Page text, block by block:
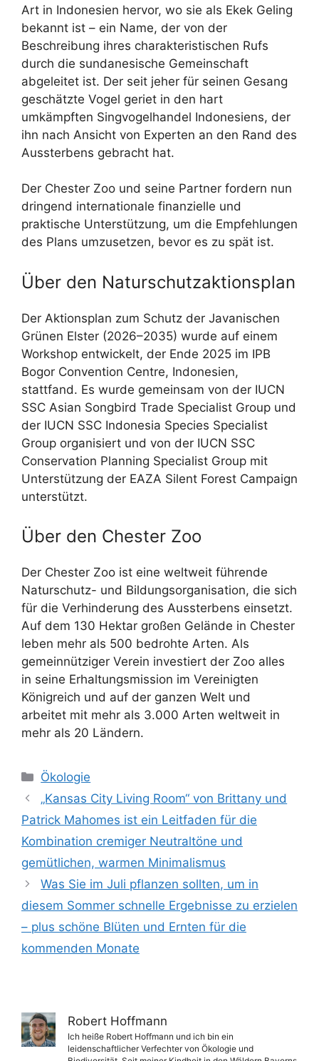
Art in Indonesien hervor, wo sie als Ekek Geling
bekannt ist – ein Name, der von der
Beschreibung ihres charakteristischen Rufs
durch die sundanesische Gemeinschaft
abgeleitet ist. Der seit jeher für seinen Gesang
geschätzte Vogel geriet in den hart
umkämpften Singvogelhandel Indonesiens, der
ihn nach Ansicht von Experten an den Rand des
Aussterbens gebracht hat.
Der Chester Zoo und seine Partner fordern nun
dringend internationale finanzielle und
praktische Unterstützung, um die Empfehlungen
des Plans umzusetzen, bevor es zu spät ist.
Über den Naturschutzaktionsplan
Der Aktionsplan zum Schutz der Javanischen
Grünen Elster (2026–2035) wurde auf einem
Workshop entwickelt, der Ende 2025 im IPB
Bogor Convention Centre, Indonesien,
stattfand. Es wurde gemeinsam von der IUCN
SSC Asian Songbird Trade Specialist Group und
der IUCN SSC Indonesia Species Specialist
Group organisiert und von der IUCN SSC
Conservation Planning Specialist Group mit
Unterstützung der EAZA Silent Forest Campaign
unterstützt.
Über den Chester Zoo
Der Chester Zoo ist eine weltweit führende
Naturschutz- und Bildungsorganisation, die sich
für die Verhinderung des Aussterbens einsetzt.
Auf dem 130 Hektar großen Gelände in Chester
leben mehr als 500 bedrohte Arten. Als
gemeinnütziger Verein investiert der Zoo alles
in seine Erhaltungsmission im Vereinigten
Königreich und auf der ganzen Welt und
arbeitet mit mehr als 3.000 Arten weltweit in
mehr als 20 Ländern.
Kategorien
Ökologie
„Kansas City Living Room“ von Brittany und
Patrick Mahomes ist ein Leitfaden für die
Kombination cremiger Neutraltöne und
gemütlichen, warmen Minimalismus
Was Sie im Juli pflanzen sollten, um in
diesem Sommer schnelle Ergebnisse zu erzielen
– plus schöne Blüten und Ernten für die
kommenden Monate
Robert Hoffmann
Ich heiße Robert Hoffmann und ich bin ein
leidenschaftlicher Verfechter von Ökologie und